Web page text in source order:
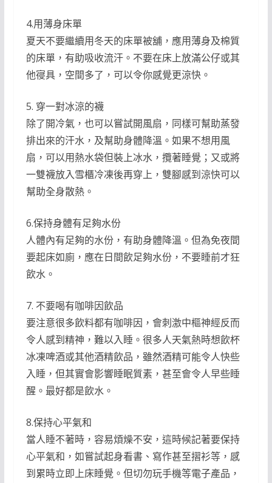
4.用薄身床單
夏天不要繼續用冬天的床單被舖，應用薄身及棉質
的床單，有助吸收流汗。不要在床上放滿公仔或其
他寑具，空間多了，可以令你感覺更涼快。
5. 穿一對冰涼的襪
除了開冷氣，也可以嘗試開風扇，同樣可幫助蒸發
排出來的汗水，及幫助身體降溫。如果不想用風
扇，可以用熱水袋但裝上冰水，攬著睡覺；又或將
一雙襪放入雪櫃冷凍後再穿上，雙腳感到涼快可以
幫助全身散熱。
6.保持身體有足夠水份
人體內有足夠的水份，有助身體降溫。但為免夜間
要起床如廁，應在日間飲足夠水份，不要睡前才狂
飲水。
7. 不要喝有咖啡因飲品
要注意很多飲料都有咖啡因，會刺激中樞神經反而
令人感到精神，難以入睡。很多人天氣熱時想飲杯
冰凍啤酒或其他酒精飲品，雖然酒精可能令人快些
入睡，但其實會影響睡眠質素，甚至會令人早些睡
醒。最好都是飲水。
8.保持心平氣和
當人睡不著時，容易煩燥不安，這時候記著要保持
心平氣和，如嘗試起身看書、寫作甚至摺衫等，感
到累時立即上床睡覺。但切勿玩手機等電子產品，